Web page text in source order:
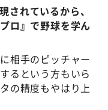
れているから、
ロ』で野球を学ん
相手のピッチャー
るという方もいら
の精度もやはり上